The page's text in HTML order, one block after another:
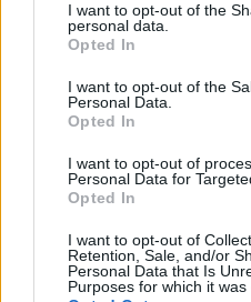
I want to opt-out of the
personal data.
Opted In
I want to opt-out of the
Personal Data.
Opted In
I want to opt-out of
Personal Data for
Opted In
I want to opt-out of
Retention, Sale, and/or
Personal Data that Is
Purposes for which it was
ΕΞΟΠΛΙΣΜΟΥ
ΣΥΝΟΛΟ:
Στο Υ.ΜΕ.ΠΕΡ.Α.Α. έχουν
παρακάτω έργα: